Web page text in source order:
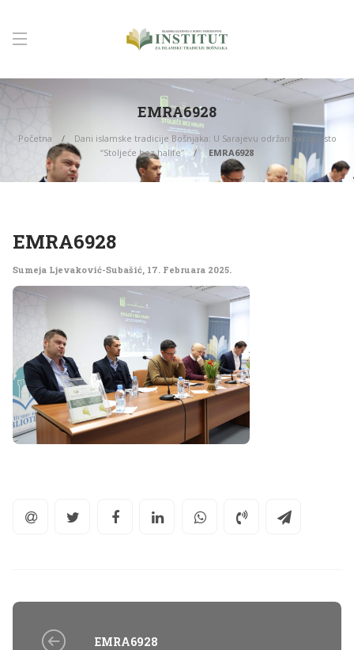
EMRA6928
Početna
Dani islamske tradicije Bošnjaka: U Sarajevu održan okrugli sto
“Stoljeće bez halife”
EMRA6928
EMRA6928
Sumeja Ljevaković-Subašić, 17. Februara 2025.
EMRA6928